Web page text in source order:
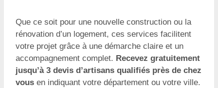
Que ce soit pour une nouvelle construction ou la
rénovation d’un logement, ces services facilitent
votre projet grâce à une démarche claire et un
accompagnement complet. Recevez gratuitement
jusqu’à 3 devis d’artisans qualifiés près de chez
vous en indiquant votre département ou votre ville.